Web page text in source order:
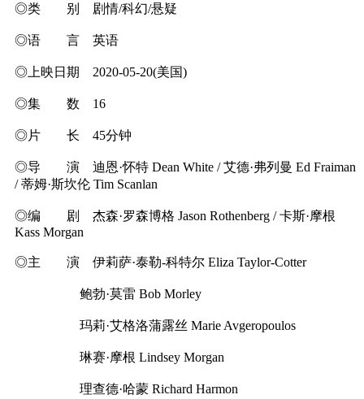
◎类 别 剧情/科幻/悬疑
◎语 言 英语
◎上映日期 2020-05-20(美国)
◎集 数 16
◎片 长 45分钟
◎导 演 迪恩·怀特 Dean White / 艾德·弗列曼 Ed Fraiman
/ 蒂姆·斯坎伦 Tim Scanlan
◎编 剧 杰森·罗森博格 Jason Rothenberg / 卡斯·摩根
Kass Morgan
◎主 演 伊莉萨·泰勒-科特尔 Eliza Taylor-Cotter
鲍勃·莫雷 Bob Morley
玛莉·艾格洛蒲露丝 Marie Avgeropoulos
琳赛·摩根 Lindsey Morgan
理查德·哈蒙 Richard Harmon